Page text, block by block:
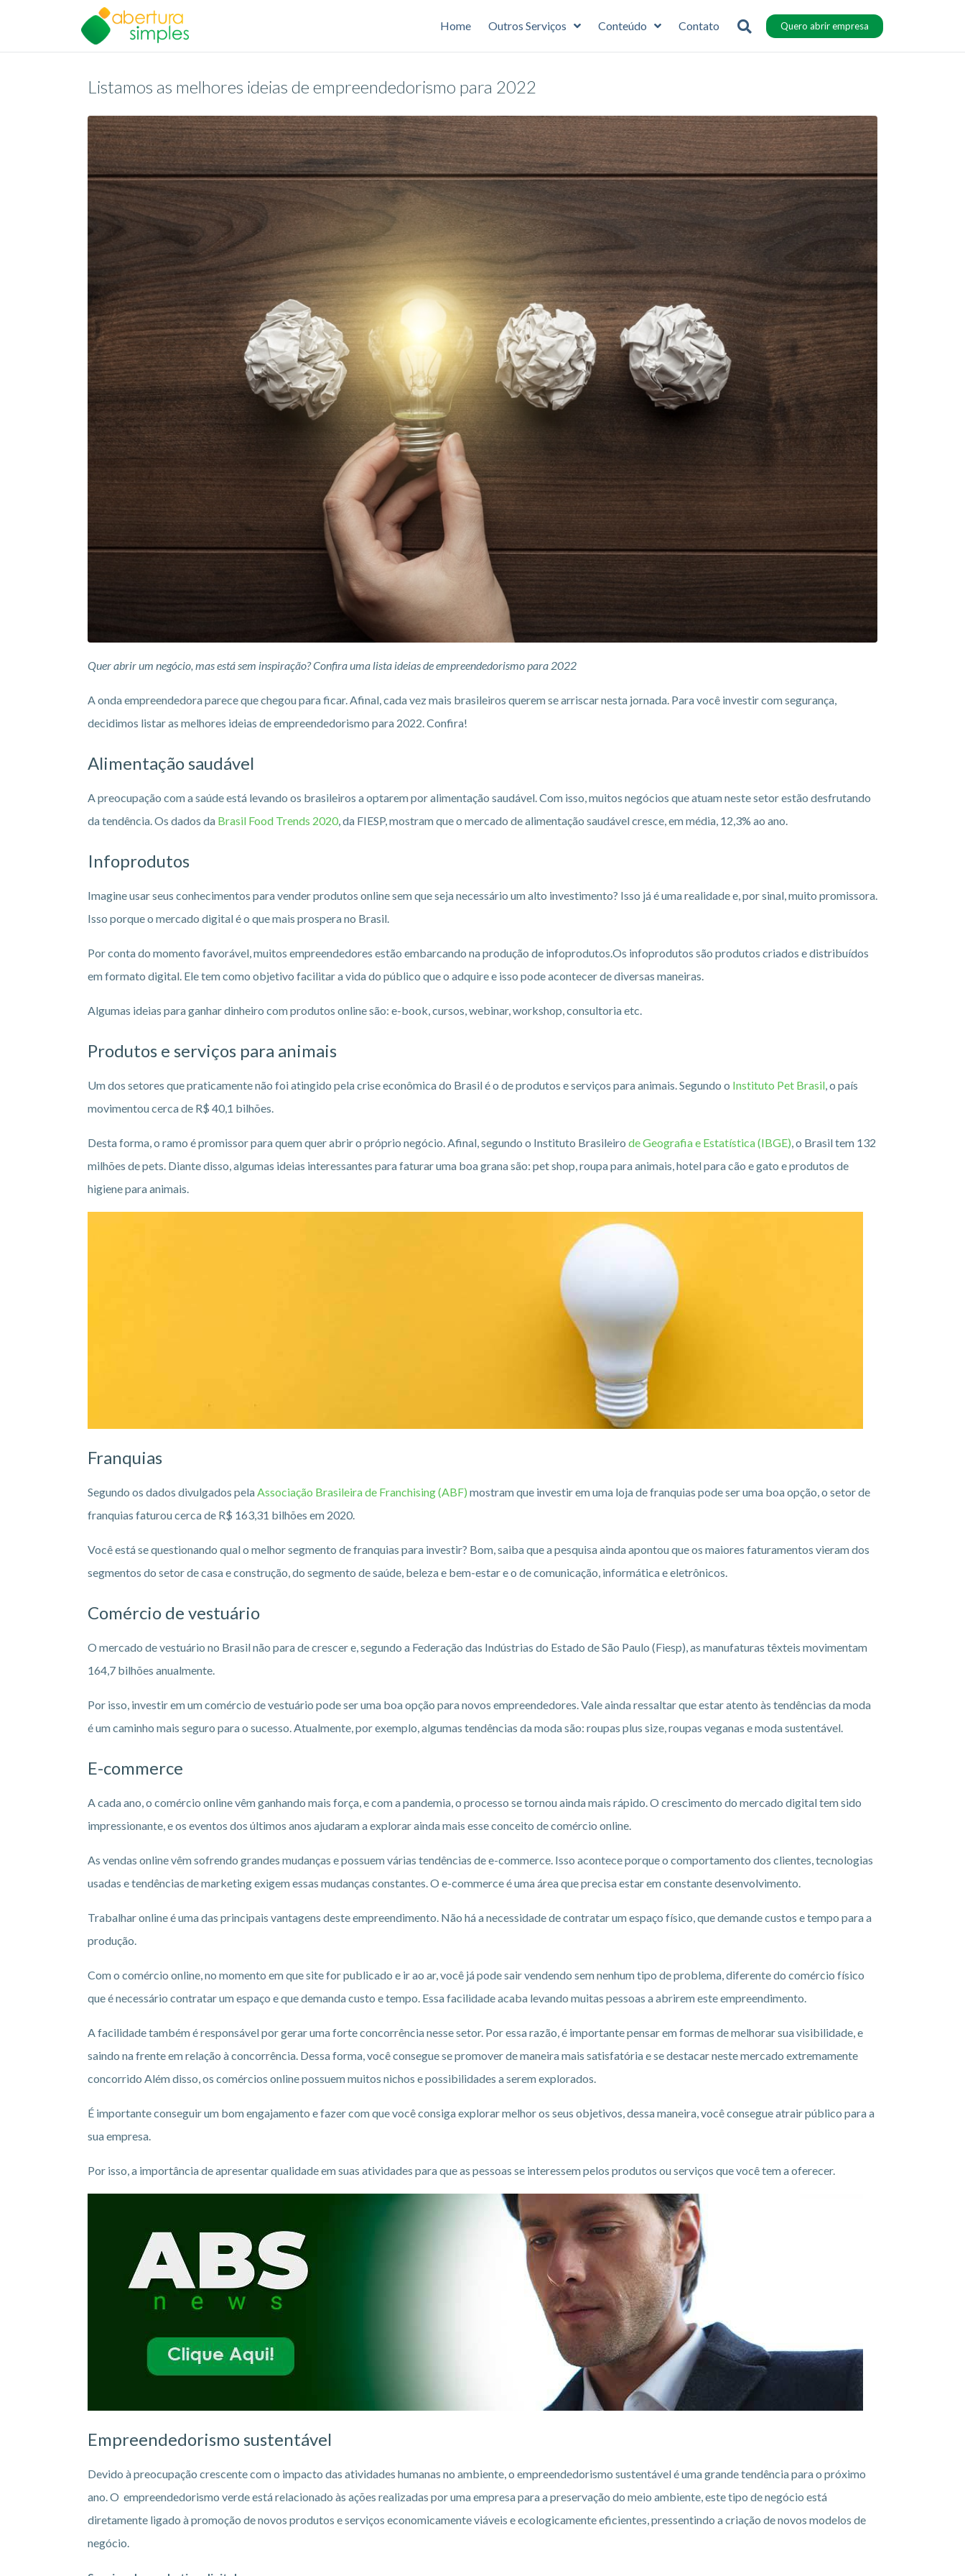
Home Outros Serviços Conteúdo Contato Quero abrir empresa
Listamos as melhores ideias de empreendedorismo para 2022
Quer abrir um negócio, mas está sem inspiração? Confira uma lista ideias de empreendedorismo para 2022
A onda empreendedora parece que chegou para ficar. Afinal, cada vez mais brasileiros querem se arriscar nesta jornada. Para você investir com segurança,
decidimos listar as melhores ideias de empreendedorismo para 2022. Confira!
Alimentação saudável
A preocupação com a saúde está levando os brasileiros a optarem por alimentação saudável. Com isso, muitos negócios que atuam neste setor estão desfrutando
da tendência. Os dados da Brasil Food Trends 2020, da FIESP, mostram que o mercado de alimentação saudável cresce, em média, 12,3% ao ano.
Infoprodutos
Imagine usar seus conhecimentos para vender produtos online sem que seja necessário um alto investimento? Isso já é uma realidade e, por sinal, muito promissora.
Isso porque o mercado digital é o que mais prospera no Brasil.
Por conta do momento favorável, muitos empreendedores estão embarcando na produção de infoprodutos.Os infoprodutos são produtos criados e distribuídos
em formato digital. Ele tem como objetivo facilitar a vida do público que o adquire e isso pode acontecer de diversas maneiras.
Algumas ideias para ganhar dinheiro com produtos online são: e-book, cursos, webinar, workshop, consultoria etc.
Produtos e serviços para animais
Um dos setores que praticamente não foi atingido pela crise econômica do Brasil é o de produtos e serviços para animais. Segundo o Instituto Pet Brasil, o país
movimentou cerca de R$ 40,1 bilhões.
Desta forma, o ramo é promissor para quem quer abrir o próprio negócio. Afinal, segundo o Instituto Brasileiro de Geografia e Estatística (IBGE), o Brasil tem 132
milhões de pets. Diante disso, algumas ideias interessantes para faturar uma boa grana são: pet shop, roupa para animais, hotel para cão e gato e produtos de
higiene para animais.
Franquias
Segundo os dados divulgados pelaAssociação Brasileira de Franchising (ABF) mostram que investir em uma loja de franquias pode ser uma boa opção, o setor de
franquias faturou cerca de R$ 163,31 bilhões em 2020.
Você está se questionando qual o melhor segmento de franquias para investir? Bom, saiba que a pesquisa ainda apontou que os maiores faturamentos vieram dos
segmentos do setor de casa e construção, do segmento de saúde, beleza e bem-estar e o de comunicação, informática e eletrônicos.
Comércio de vestuário
O mercado de vestuário no Brasil não para de crescer e, segundo a Federação das Indústrias do Estado de São Paulo (Fiesp), as manufaturas têxteis movimentam
164,7 bilhões anualmente.
Por isso, investir em um comércio de vestuário pode ser uma boa opção para novos empreendedores. Vale ainda ressaltar que estar atento às tendências da moda
é um caminho mais seguro para o sucesso. Atualmente, por exemplo, algumas tendências da moda são: roupas plus size, roupas veganas e moda sustentável.
E-commerce
A cada ano, o comércio online vêm ganhando mais força, e com a pandemia, o processo se tornou ainda mais rápido. O crescimento do mercado digital tem sido
impressionante, e os eventos dos últimos anos ajudaram a explorar ainda mais esse conceito de comércio online.
As vendas online vêm sofrendo grandes mudanças e possuem várias tendências de e-commerce. Isso acontece porque o comportamento dos clientes, tecnologias
usadas e tendências de marketing exigem essas mudanças constantes. O e-commerce é uma área que precisa estar em constante desenvolvimento.
Trabalhar online é uma das principais vantagens deste empreendimento. Não há a necessidade de contratar um espaço físico, que demande custos e tempo para a
produção.
Com o comércio online, no momento em que site for publicado e ir ao ar, você já pode sair vendendo sem nenhum tipo de problema, diferente do comércio físico
que é necessário contratar um espaço e que demanda custo e tempo. Essa facilidade acaba levando muitas pessoas a abrirem este empreendimento.
A facilidade também é responsável por gerar uma forte concorrência nesse setor. Por essa razão, é importante pensar em formas de melhorar sua visibilidade, e
saindo na frente em relação à concorrência. Dessa forma, você consegue se promover de maneira mais satisfatória e se destacar neste mercado extremamente
concorrido Além disso, os comércios online possuem muitos nichos e possibilidades a serem explorados.
É importante conseguir um bom engajamento e fazer com que você consiga explorar melhor os seus objetivos, dessa maneira, você consegue atrair público para a
sua empresa.
Por isso, a importância de apresentar qualidade em suas atividades para que as pessoas se interessem pelos produtos ou serviços que você tem a oferecer.
Empreendedorismo sustentável
Devido à preocupação crescente com o impacto das atividades humanas no ambiente, o empreendedorismo sustentável é uma grande tendência para o próximo
ano. O empreendedorismo verde está relacionado às ações realizadas por uma empresa para a preservação do meio ambiente, este tipo de negócio está
diretamente ligado à promoção de novos produtos e serviços economicamente viáveis e ecologicamente eficientes, pressentindo a criação de novos modelos de
negócio.